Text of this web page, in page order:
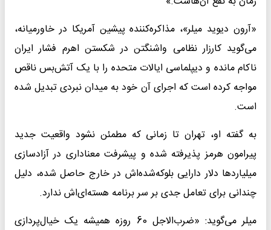
«آرون دیوید میلر»، مذاکره‌کننده پیشین آمریکا در خاورمیانه،
می‌گوید کارزار نظامی واشنگتن در شکستن اهرم فشار ایران
ناکام مانده و دیپلماسی ایالات متحده را با یک آتش‌بس ناقص
مواجه کرده است که اجرای آن خود به میدان نبردی تبدیل شده
است.
به گفته او، تهران تا زمانی که مطمئن نشود واقعیت جدید
پیرامون هرمز پذیرفته شده و پیشرفت معناداری در آزادسازی
میلیاردها دلار دارایی بلوکه‌شده‌اش در خارج حاصل شده، دلیل
چندانی برای تعامل جدی بر سر برنامه هسته‌ای‌اش ندارد.
میلر می‌گوید: «ضرب‌الاجل 60 روزه همیشه یک خیال‌پردازی